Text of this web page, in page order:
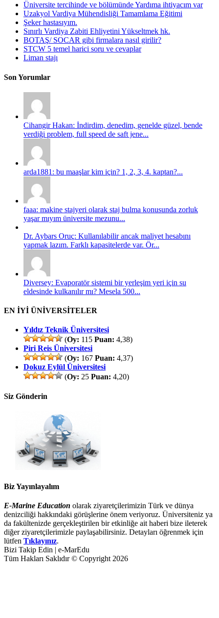
Üniversite tercihinde ve bölümünde Yardıma ihtiyacım var
Uzakyol Vardiya Mühendisliği Tamamlama Eğitimi
Şeker hastasıyım.
Sınırlı Vardiya Zabiti Ehliyetini Yükseltmek hk.
BOTAŞ/ SOCAR gibi firmalara nasıl girilir?
STCW 5 temel harici soru ve cevaplar
Liman stajı
Son Yorumlar
Cihangir Hakan: İndirdim, denedim, genelde güzel, bende
verdiği problem, full speed de saft jene...
arda1881: bu maaşlar kim için? 1, 2, 3, 4. kaptan?...
faaa: makine stajyeri olarak staj bulma konusunda zorluk
yaşar mıyım üniversite mezunu...
Dr. Aybars Oruç: Kullanılabilir ancak maliyet hesabını
yapmak lazım. Farklı kapasitelerde var. Ör...
Diversey: Evaporatör sistemi bir yerleşim yeri için su
eldesinde kulkanılır mı? Mesela 500...
EN İYİ ÜNİVERSİTELER
Yıldız Teknik Üniversitesi
(Oy: 115 Puan: 4,38)
Piri Reis Üniversitesi
(Oy: 167 Puan: 4,37)
Dokuz Eylül Üniversitesi
(Oy: 25 Puan: 4,20)
Siz Gönderin
Biz Yayınlayalım
E-Marine Education olarak ziyaretçilerimizin Türk ve dünya
denizciliği hakkındaki görüşlerine önem veriyoruz. Üniversiteniz ya
da fakültenizde gerçekleştirilen bir etkinliğe ait haberi bize ileterek
diğer ziyaretçilerimizle paylaşabilirsiniz. Detayları öğrenmek için
lütfen Tıklayınız.
Bizi Takip Edin | e-MarEdu
Tüm Hakları Saklıdır © Copyright 2026